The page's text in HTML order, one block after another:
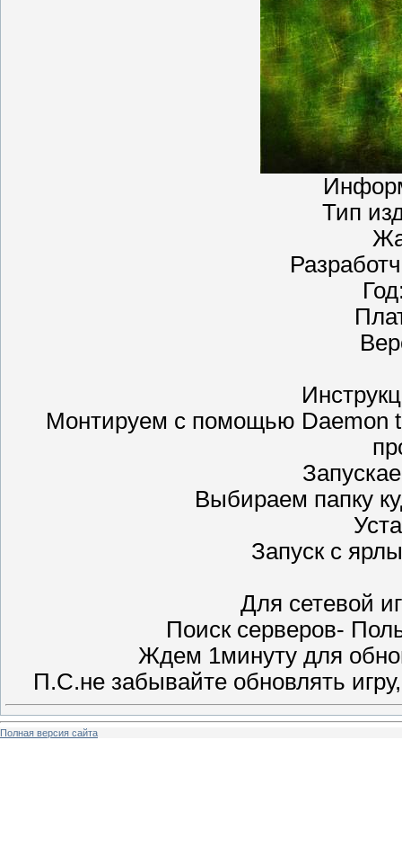
Тип
Монтируем с помощью Daemon
Выбираем папку
Запуск с
Для сетевой
Поиск серверов-
Ждем 1минуту для
П.С.не забывайте обновлять
Полная версия сайта